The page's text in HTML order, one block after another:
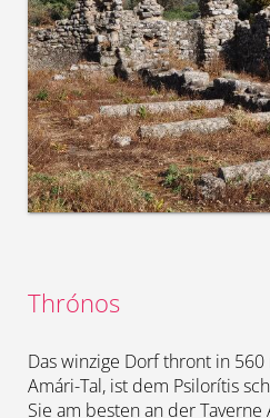
Thrónos
Das winzige Dorf thront in
Amári-Tal, ist dem Psilorítis
Sie am besten an der